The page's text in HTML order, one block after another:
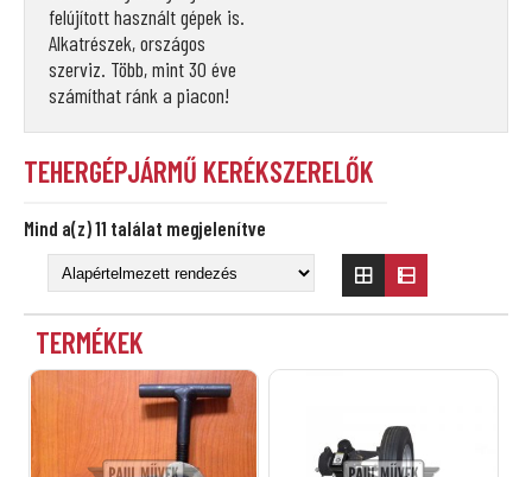
felújított használt gépek is.
Alkatrészek, országos
szerviz. Több, mint 30 éve
számíthat ránk a piacon!
TEHERGÉPJÁRMŰ KERÉKSZERELŐK
Mind a(z) 11 találat megjelenítve
TERMÉKEK